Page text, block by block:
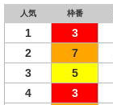
人気 枠番
1 3
2
7
3
5
4
3